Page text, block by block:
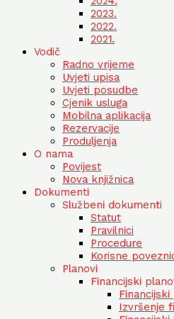
2023.
2022.
2021.
Vodič
Radno vrijeme
Uvjeti upisa
Uvjeti posudbe
Cjenik usluga
Mobilna aplikacija
Rezervacije
Produljenja
O nama
Povijest
Nova knjižnica
Dokumenti
Službeni dokumenti
Statut
Pravilnici
Procedure
Korisne
Planovi
Financijski
Financijski
Izvršenje